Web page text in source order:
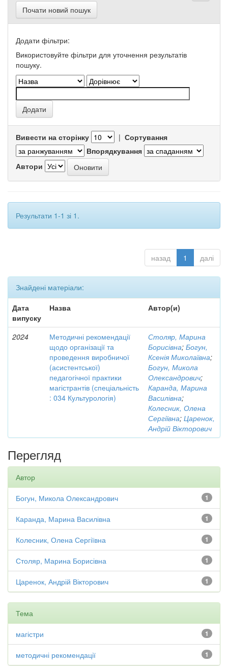
Почати новий пошук
Додати фільтри:
Використовуйте фільтри для уточнення результатів
пошуку.
Вивести на сторінку | Сортування
Впорядкування
Автори
Результати 1-1 зі 1.
назад 1 далі
Знайдені матеріали:
Дата
випуску
Назва Автор(и)
2024
Методичні рекомендації
щодо організації та
проведення виробничої
(асистентської)
педагогічної практики
магістрантів (спеціальність
: 034 Культурологія)
Столяр, Марина
Борисівна; Богун,
Ксенія Миколаївна;
Богун, Микола
Олександрович;
Каранда, Марина
Василівна;
Колесник, Олена
Сергіївна; Царенок,
Андрій Вікторович
Перегляд
Автор
1
Богун, Микола Олександрович
1
Каранда, Марина Василівна
1
Колесник, Олена Сергіївна
1
Столяр, Марина Борисівна
1
Царенок, Андрій Вікторович
Тема
1
магістри
1
методичні рекомендації